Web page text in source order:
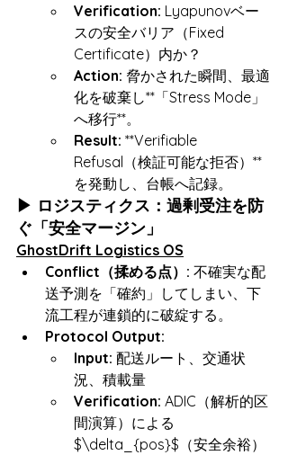
Verification: Lyapunovベー
スの安全バリア（Fixed
Certificate）内か？
Action: 脅かされた瞬間、最適
化を破棄し**「Stress Mode」
へ移行**。
Result: **Verifiable
Refusal（検証可能な拒否）**
を発動し、台帳へ記録。
▶ ロジスティクス：過剰受注を防
ぐ「安全マージン」
GhostDrift Logistics OS
Conflict（揉める点）: 不確実な配
送予測を「確約」してしまい、下
流工程が連鎖的に破綻する。
Protocol Output:
Input: 配送ルート、交通状
況、積載量
Verification: ADIC（解析的区
間演算）による
$\delta_{pos}$（安全余裕）